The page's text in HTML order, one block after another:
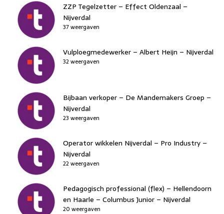
ZZP Tegelzetter – Effect Oldenzaal –
Nijverdal
37 weergaven
Vulploegmedewerker – Albert Heijn – Nijverdal
32 weergaven
Bijbaan verkoper – De Mandemakers Groep –
Nijverdal
23 weergaven
Operator wikkelen Nijverdal – Pro Industry –
Nijverdal
22 weergaven
Pedagogisch professional (flex) – Hellendoorn
en Haarle – Columbus Junior – Nijverdal
20 weergaven